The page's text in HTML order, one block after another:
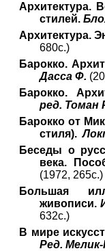
Архитектура.
стилей.
Архитектура.
680с.)
Барокко.
Дасса Ф.
Барокко.
ред. Томан
Барокко от
стиля).
Беседы о
века.
(1972, 265с.)
Большая
живописи.
632с.)
В мире
Ред.